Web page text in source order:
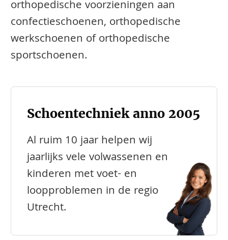
orthopedische voorzieningen aan
confectieschoenen, orthopedische
werkschoenen of orthopedische
sportschoenen.
Schoentechniek anno 2005
Al ruim 10 jaar helpen wij
jaarlijks vele volwassenen en
kinderen met voet- en
loopproblemen in de regio
Utrecht.